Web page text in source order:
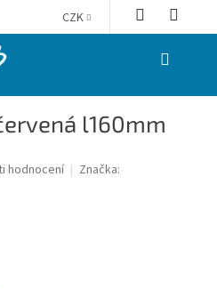
CZK
NÁKUPNÍ
l160mm
hodnocení Značka: